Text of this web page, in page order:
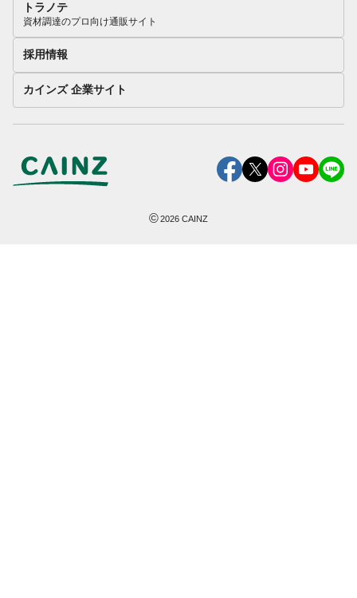
トラノテ
資材調達のプロ向け通販サイト
採用情報
カインズ 企業サイト
©2026 CAINZ